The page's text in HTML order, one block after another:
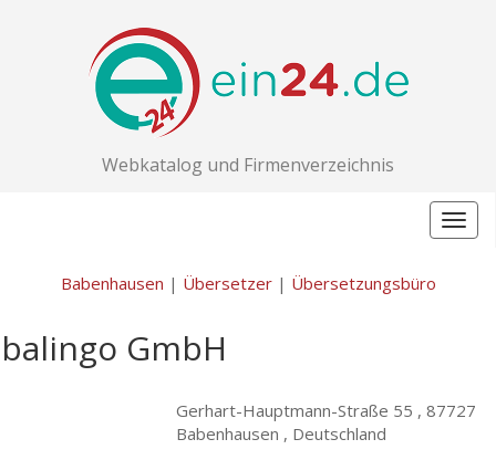
Webkatalog und Firmenverzeichnis
Babenhausen | Übersetzer| Übersetzungsbüro
GmbH
Gerhart-Hauptmann-Straße 55 ,87727
Babenhausen , Deutschland